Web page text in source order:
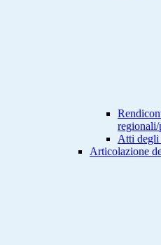
Atti degli
Articolazione